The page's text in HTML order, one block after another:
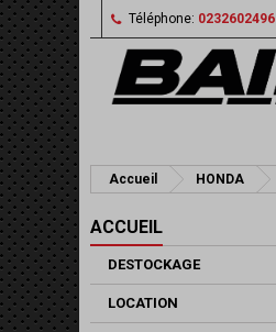
Téléphone: 0232602496
Accueil HONDA
ACCUEIL
DESTOCKAGE
LOCATION